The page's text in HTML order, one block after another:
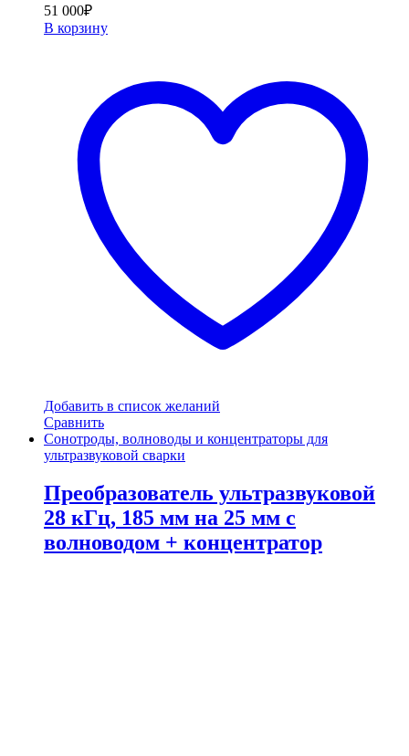
51 000₽
В корзину
Добавить в список желаний
Сравнить
Сонотроды, волноводы и концентраторы для
ультразвуковой сварки
Преобразователь ультразвуковой
28 кГц, 185 мм на 25 мм с
волноводом + концентратор